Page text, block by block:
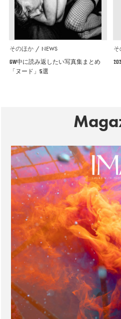
そのほか NEWS
GW中に読み返したい写真集まとめ
「ヌード」5選